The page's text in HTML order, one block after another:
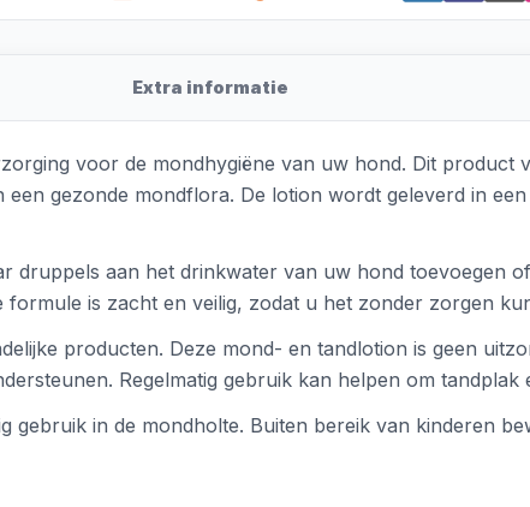
Extra informatie
voor de mondhygiëne van uw hond. Dit product
gezonde mondflora. De lotion wordt geleverd in
druppels aan het drinkwater van uw hond toevoegen
is zacht en veilig, zodat u het zonder zorgen
producten. Deze mond- en tandlotion is geen
Regelmatig gebruik kan helpen om tandplak
gebruik in de mondholte. Buiten bereik van kinderen